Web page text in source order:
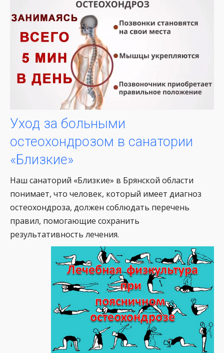
Уход за больными
остеохондрозом в санатории
«Близкие»
Наш санаторий «Близкие» в Брянской области
понимает, что человек, который имеет диагноз
остеохондроза, должен соблюдать перечень
правил, помогающие сохранить
результативность лечения.